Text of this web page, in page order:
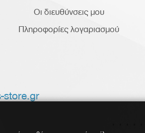
Οι διευθύνσεις μου
Πληροφορίες λογαριασμού
store.gr